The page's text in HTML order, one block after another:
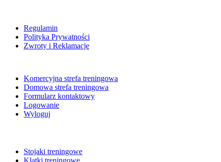
Regulamin
Polityka Prywatności
Zwroty i Reklamacje
Komercyjna strefa treningowa
Domowa strefa treningowa
Formularz kontaktowy
Logowanie
Wyloguj
Stojaki treningowe